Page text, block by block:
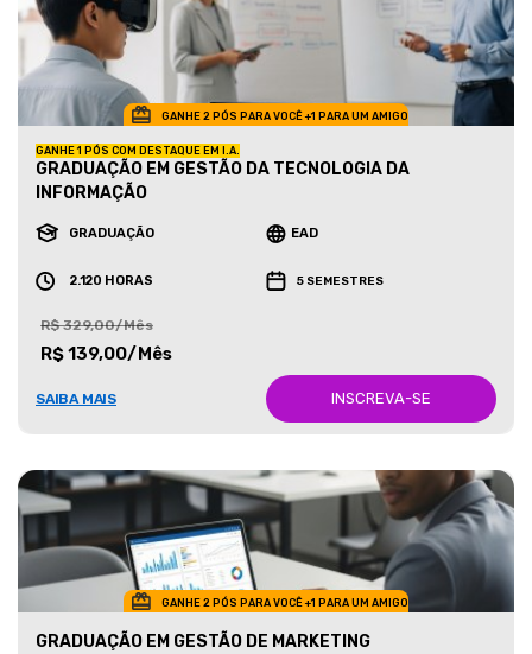
GANHE 2 PÓS PARA VOCÊ +1 PARA UM AMIGO
GANHE 1 PÓS COM DESTAQUE EM I.A.
GRADUAÇÃO EM GESTÃO DA TECNOLOGIA DA
INFORMAÇÃO
GRADUAÇÃO EAD
2.120 HORAS 5 SEMESTRES
R$ 329,00/Mês
R$ 139,00/Mês
SAIBA MAIS INSCREVA-SE
GANHE 2 PÓS PARA VOCÊ +1 PARA UM AMIGO
GRADUAÇÃO EM GESTÃO DE MARKETING